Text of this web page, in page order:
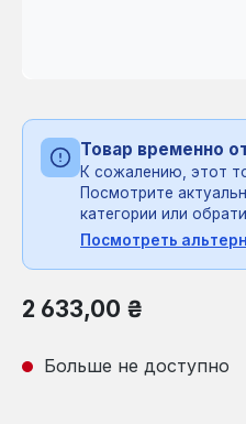
Товар временно
К сожалению, этот
Посмотрите
категории или
Посмотреть
Обычная цена:
2 633,00 ₴
Больше не доступно